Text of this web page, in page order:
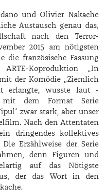
und ­Olivier ­Nakache
Austausch genau das,
nach den Terror­
2015 am nötigsten
die französische Fassung
Koproduktion „In
mit der Komödie „Ziemlich
erlangte, wusste laut
mit dem Format Serie
zwar stark, aber unser
Nach den Attentaten
dringendes kollektives
Erzählweise der Serie
denn Figuren und
auf das Nötigste
der das Wort in den